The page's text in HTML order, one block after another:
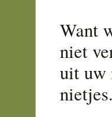
Want
niet
uit uw
nietjes.